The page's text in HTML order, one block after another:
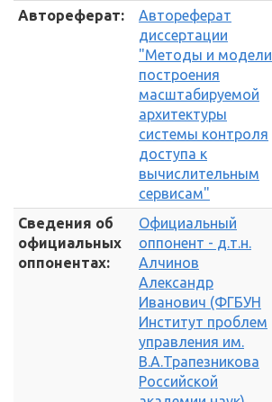
Автореферат:
Автореферат
диссертации
"Методы и модели
построения
масштабируемой
архитектуры
системы контроля
доступа к
вычислительным
сервисам"
Сведения об
официальных
оппонентах:
Официальный
оппонент - д.т.н.
Алчинов
Александр
Иванович (ФГБУН
Институт проблем
управления им.
В.А.Трапезникова
Российской